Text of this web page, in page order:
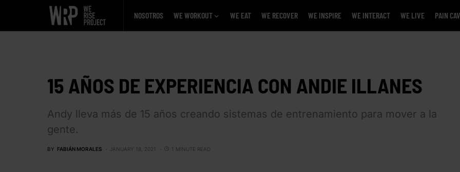
NOSOTROS WE WORKOUT WE EAT WE RECOVER WE INSPIRE WE INTERACT WE LIVE PAIN
15 AÑOS DE EXPERIENCIA CON ANDIE ILLANES
Andy lleva más de 15 años creando sistemas de entrenamiento para mover a la
gente.
BY FABIÁN MORALES JANUARY 18, 2021 1 MINUTE READ